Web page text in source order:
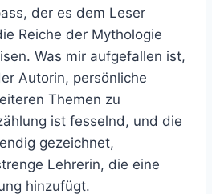
der es dem Leser
Reiche der Mythologie
Was mir aufgefallen ist,
Autorin, persönliche
Themen zu
ist fesselnd, und die
gezeichnet,
Lehrerin, die eine
hinzufügt.